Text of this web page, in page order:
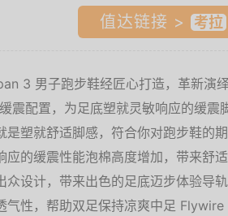
值达链接 >
3 男子跑步鞋经匠心打造，革新演
震配置，为足底塑就灵敏响应的缓震
是塑就舒适脚感，符合你对跑步鞋的
应的缓震性能泡棉高度增加，带来舒
众设计，带来出色的足底迈步体验导
气性，帮助双足保持凉爽中足